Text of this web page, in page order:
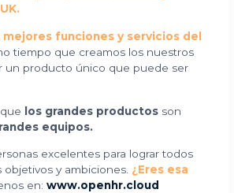
mejores funciones y servicios del
tiempo que creamos los nuestros
un producto único que puede ser
los grandes productos son
equipos.
excelentes para lograr todos
y ambiciones. ¿Eres esa
en:www.openhr.cloud